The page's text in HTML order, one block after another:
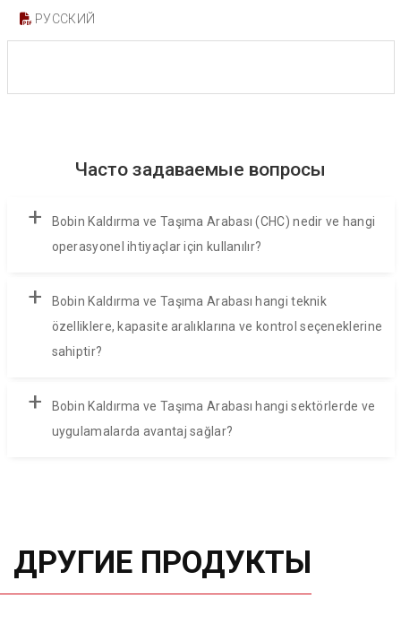
РУССКИЙ
Часто задаваемые вопросы
+
Bobin Kaldırma ve Taşıma Arabası (CHC) nedir ve hangi
operasyonel ihtiyaçlar için kullanılır?
+
Bobin Kaldırma ve Taşıma Arabası hangi teknik
özelliklere, kapasite aralıklarına ve kontrol seçeneklerine
sahiptir?
+
Bobin Kaldırma ve Taşıma Arabası hangi sektörlerde ve
uygulamalarda avantaj sağlar?
ДРУГИЕ ПРОДУКТЫ